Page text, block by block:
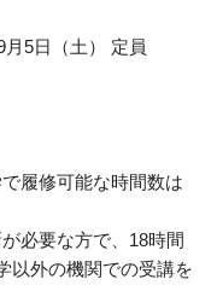
月5日（土） 定員
履修可能な時間数は
必要な方で、18時間
以外の機関での受講を